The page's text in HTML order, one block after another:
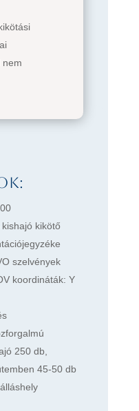
nem
kikötő
szelvények
koordináták: Y
250 db,
45-50 db